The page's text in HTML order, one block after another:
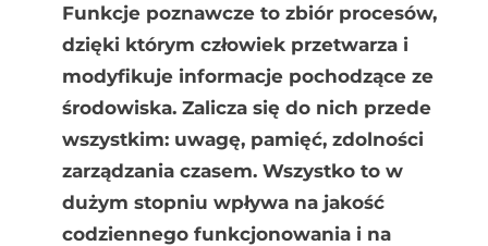
Funkcje poznawcze to zbiór procesów,
dzięki którym człowiek przetwarza i
modyfikuje informacje pochodzące ze
środowiska. Zalicza się do nich przede
wszystkim: uwagę, pamięć, zdolności
zarządzania czasem. Wszystko to w
dużym stopniu wpływa na jakość
codziennego funkcjonowania i na